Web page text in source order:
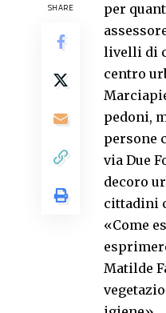
SHARE
per
livelli di
centro
pedoni,
persone
via Due
decoro
cittadini
«Come
Matilde